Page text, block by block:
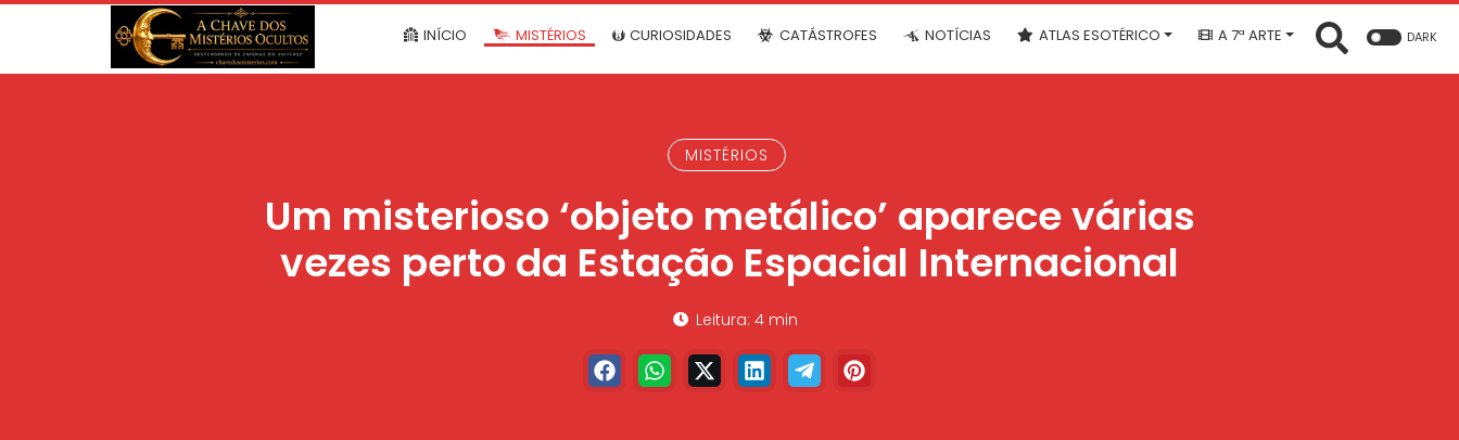
INÍCIO MISTÉRIOS CURIOSIDADES CATÁSTROFES NOTÍCIAS ATLAS ESOTÉRICO A 7ª ARTE DARK
MISTÉRIOS
Um misterioso ‘objeto metálico’ aparece várias
vezes perto da Estação Espacial Internacional
Leitura: 4 min